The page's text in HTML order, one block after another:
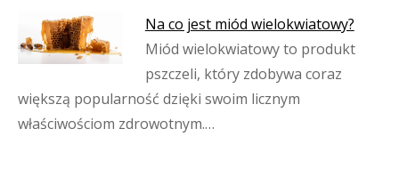
Na co jest miód wielokwiatowy?
Miód wielokwiatowy to produkt
pszczeli, który zdobywa coraz
większą popularność dzięki swoim licznym
właściwościom zdrowotnym.…